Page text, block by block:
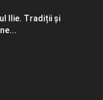
Ilie. Tradiții și